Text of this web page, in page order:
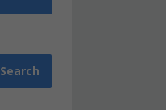
Search